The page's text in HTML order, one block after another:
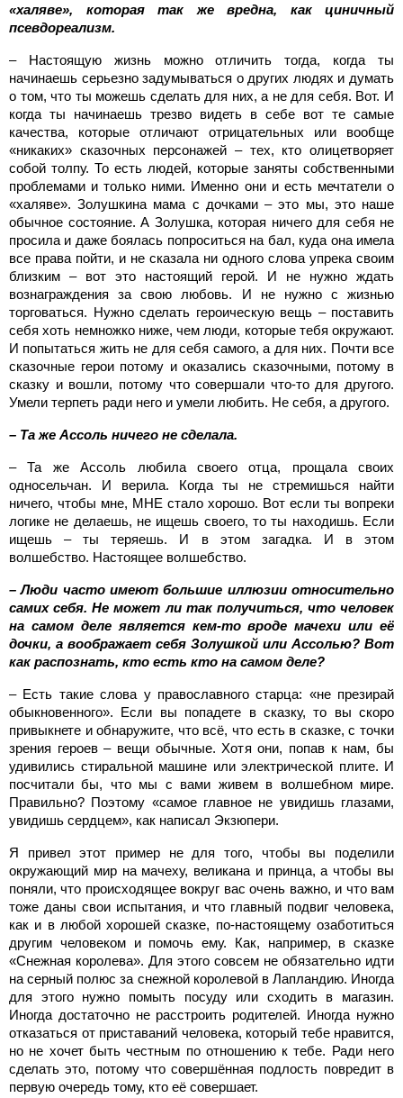
«халяве», которая так же вредна, как циничный
псевдореализм.
– Настоящую жизнь можно отличить тогда, когда ты
начинаешь серьезно задумываться о других людях и думать
о том, что ты можешь сделать для них, а не для себя. Вот. И
когда ты начинаешь трезво видеть в себе вот те самые
качества, которые отличают отрицательных или вообще
«никаких» сказочных персонажей – тех, кто олицетворяет
собой толпу. То есть людей, которые заняты собственными
проблемами и только ними. Именно они и есть мечтатели о
«халяве». Золушкина мама с дочками – это мы, это наше
обычное состояние. А Золушка, которая ничего для себя не
просила и даже боялась попроситься на бал, куда она имела
все права пойти, и не сказала ни одного слова упрека своим
близким – вот это настоящий герой. И не нужно ждать
вознаграждения за свою любовь. И не нужно с жизнью
торговаться. Нужно сделать героическую вещь – поставить
себя хоть немножко ниже, чем люди, которые тебя окружают.
И попытаться жить не для себя самого, а для них. Почти все
сказочные герои потому и оказались сказочными, потому в
сказку и вошли, потому что совершали что-то для другого.
Умели терпеть ради него и умели любить. Не себя, а другого.
– Та же Ассоль ничего не сделала.
– Та же Ассоль любила своего отца, прощала своих
односельчан. И верила. Когда ты не стремишься найти
ничего, чтобы мне, МНЕ стало хорошо. Вот если ты вопреки
логике не делаешь, не ищешь своего, то ты находишь. Если
ищешь – ты теряешь. И в этом загадка. И в этом
волшебство. Настоящее волшебство.
– Люди часто имеют большие иллюзии относительно
самих себя. Не может ли так получиться, что человек
на самом деле является кем-то вроде мачехи или её
дочки, а воображает себя Золушкой или Ассолью? Вот
как распознать, кто есть кто на самом деле?
– Есть такие слова у православного старца: «не презирай
обыкновенного». Если вы попадете в сказку, то вы скоро
привыкнете и обнаружите, что всё, что есть в сказке, с точки
зрения героев – вещи обычные. Хотя они, попав к нам, бы
удивились стиральной машине или электрической плите. И
посчитали бы, что мы с вами живем в волшебном мире.
Правильно? Поэтому «самое главное не увидишь глазами,
увидишь сердцем», как написал Экзюпери.
Я привел этот пример не для того, чтобы вы поделили
окружающий мир на мачеху, великана и принца, а чтобы вы
поняли, что происходящее вокруг вас очень важно, и что вам
тоже даны свои испытания, и что главный подвиг человека,
как и в любой хорошей сказке, по-настоящему озаботиться
другим человеком и помочь ему. Как, например, в сказке
«Снежная королева». Для этого совсем не обязательно идти
на серный полюс за снежной королевой в Лапландию. Иногда
для этого нужно помыть посуду или сходить в магазин.
Иногда достаточно не расстроить родителей. Иногда нужно
отказаться от приставаний человека, который тебе нравится,
но не хочет быть честным по отношению к тебе. Ради него
сделать это, потому что совершённая подлость повредит в
первую очередь тому, кто её совершает.